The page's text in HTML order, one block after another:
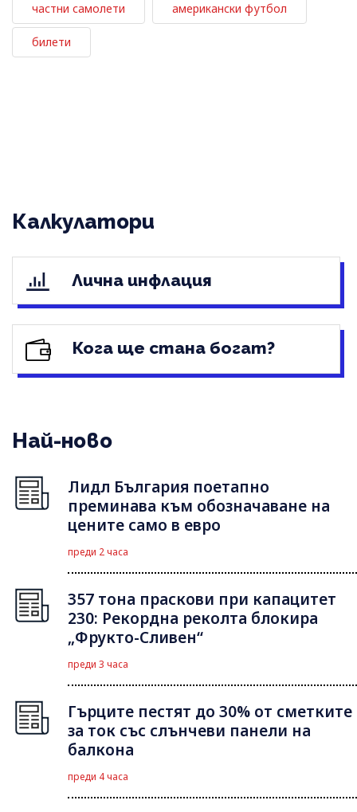
частни самолети американски футбол
билети
Калкулатори
Лична инфлация
Кога ще стана богат?
Най-ново
Лидл България поетапно
преминава към обозначаване на
цените само в евро
преди 2 часа
357 тона праскови при капацитет
230: Рекордна реколта блокира
„Фрукто-Сливен“
преди 3 часа
Гърците пестят до 30% от сметките
за ток със слънчеви панели на
балкона
преди 4 часа